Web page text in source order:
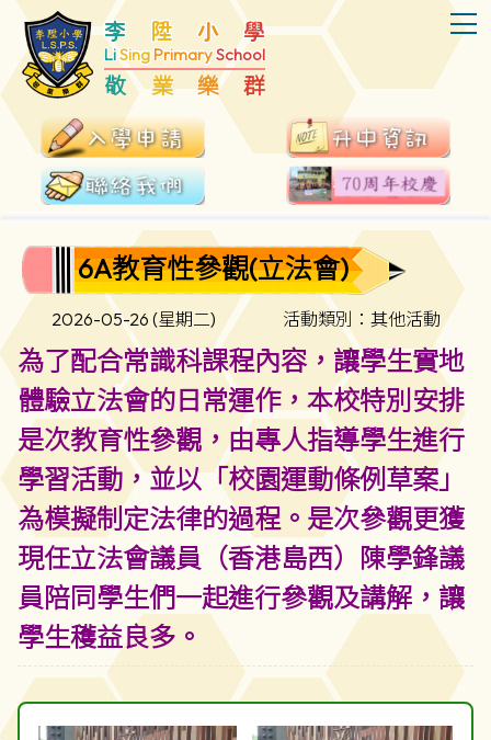
李 陞 小 學
LiSingPrimarySchool
敬 業 樂 群
6A教育性參觀(立法會)
2026-05-26 (星期二) 活動類別：其他活動
為了配合常識科課程內容，讓學生實地
體驗立法會的日常運作，本校特別安排
是次教育性參觀，由專人指導學生進行
學習活動，並以「校園運動條例草案」
為模擬制定法律的過程。是次參觀更獲
現任立法會議員（香港島西）陳學鋒議
員陪同學生們一起進行參觀及講解，讓
學生穫益良多。